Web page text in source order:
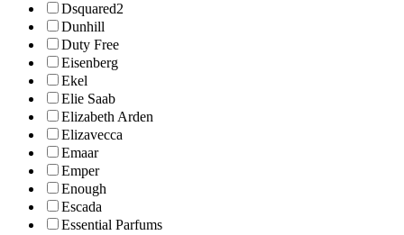
Dsquared2
Dunhill
Duty Free
Eisenberg
Ekel
Elie Saab
Elizabeth Arden
Elizavecca
Emaar
Emper
Enough
Escada
Essential Parfums